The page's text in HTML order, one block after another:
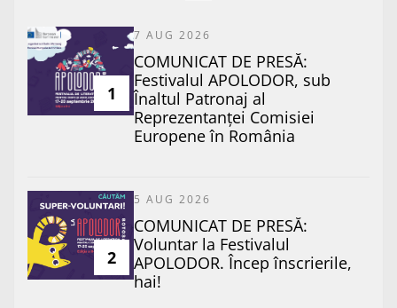
1
7 AUG 2026
COMUNICAT DE PRESĂ:
Festivalul APOLODOR, sub
Înaltul Patronaj al
Reprezentanței Comisiei
Europene în România
2
5 AUG 2026
COMUNICAT DE PRESĂ:
Voluntar la Festivalul
APOLODOR. Încep înscrierile,
hai!